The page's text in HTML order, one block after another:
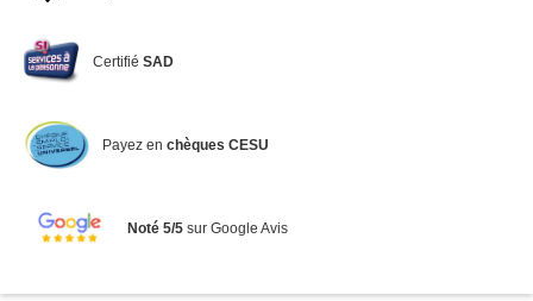
CertifiéSAD
Payez en chèques CESU
Noté 5/5sur Google Avis